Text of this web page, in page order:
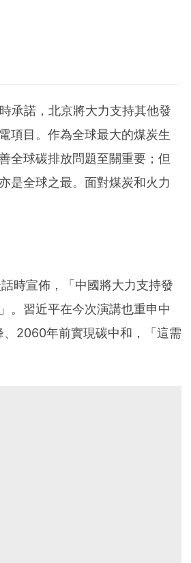
承諾，北京將大力支持其他發
項目。作為全球最大的煤炭生
全球碳排放問題至關重要；但
是全球之最。面對煤炭和火力
時宣佈，「中國將大力支持發
。習近平在今次演講也重申中
2060年前實現碳中和，「這需